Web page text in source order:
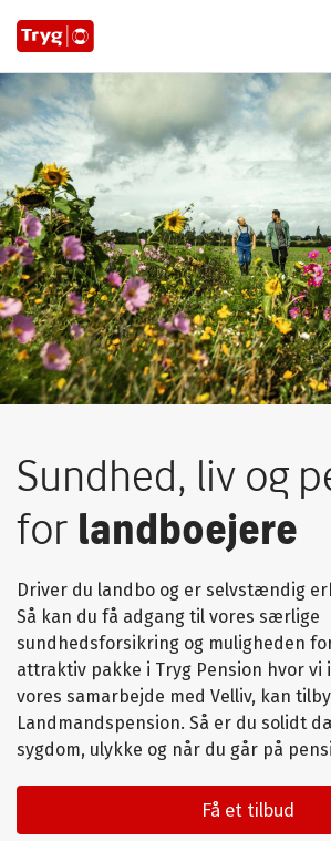
Sundhed, liv og
for landboejere
Driver du landbo og er selvstændig
Så kan du få adgang til vores særlige
sundhedsforsikring og muligheden
attraktiv pakke i Tryg Pension hvor vi
vores samarbejde med Velliv, kan
Landmandspension. Så er du solidt
sygdom, ulykke og når du går på
Få et tilbud